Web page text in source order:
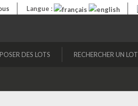
Langue :
DES LOTS RECHERCHER UN LOT